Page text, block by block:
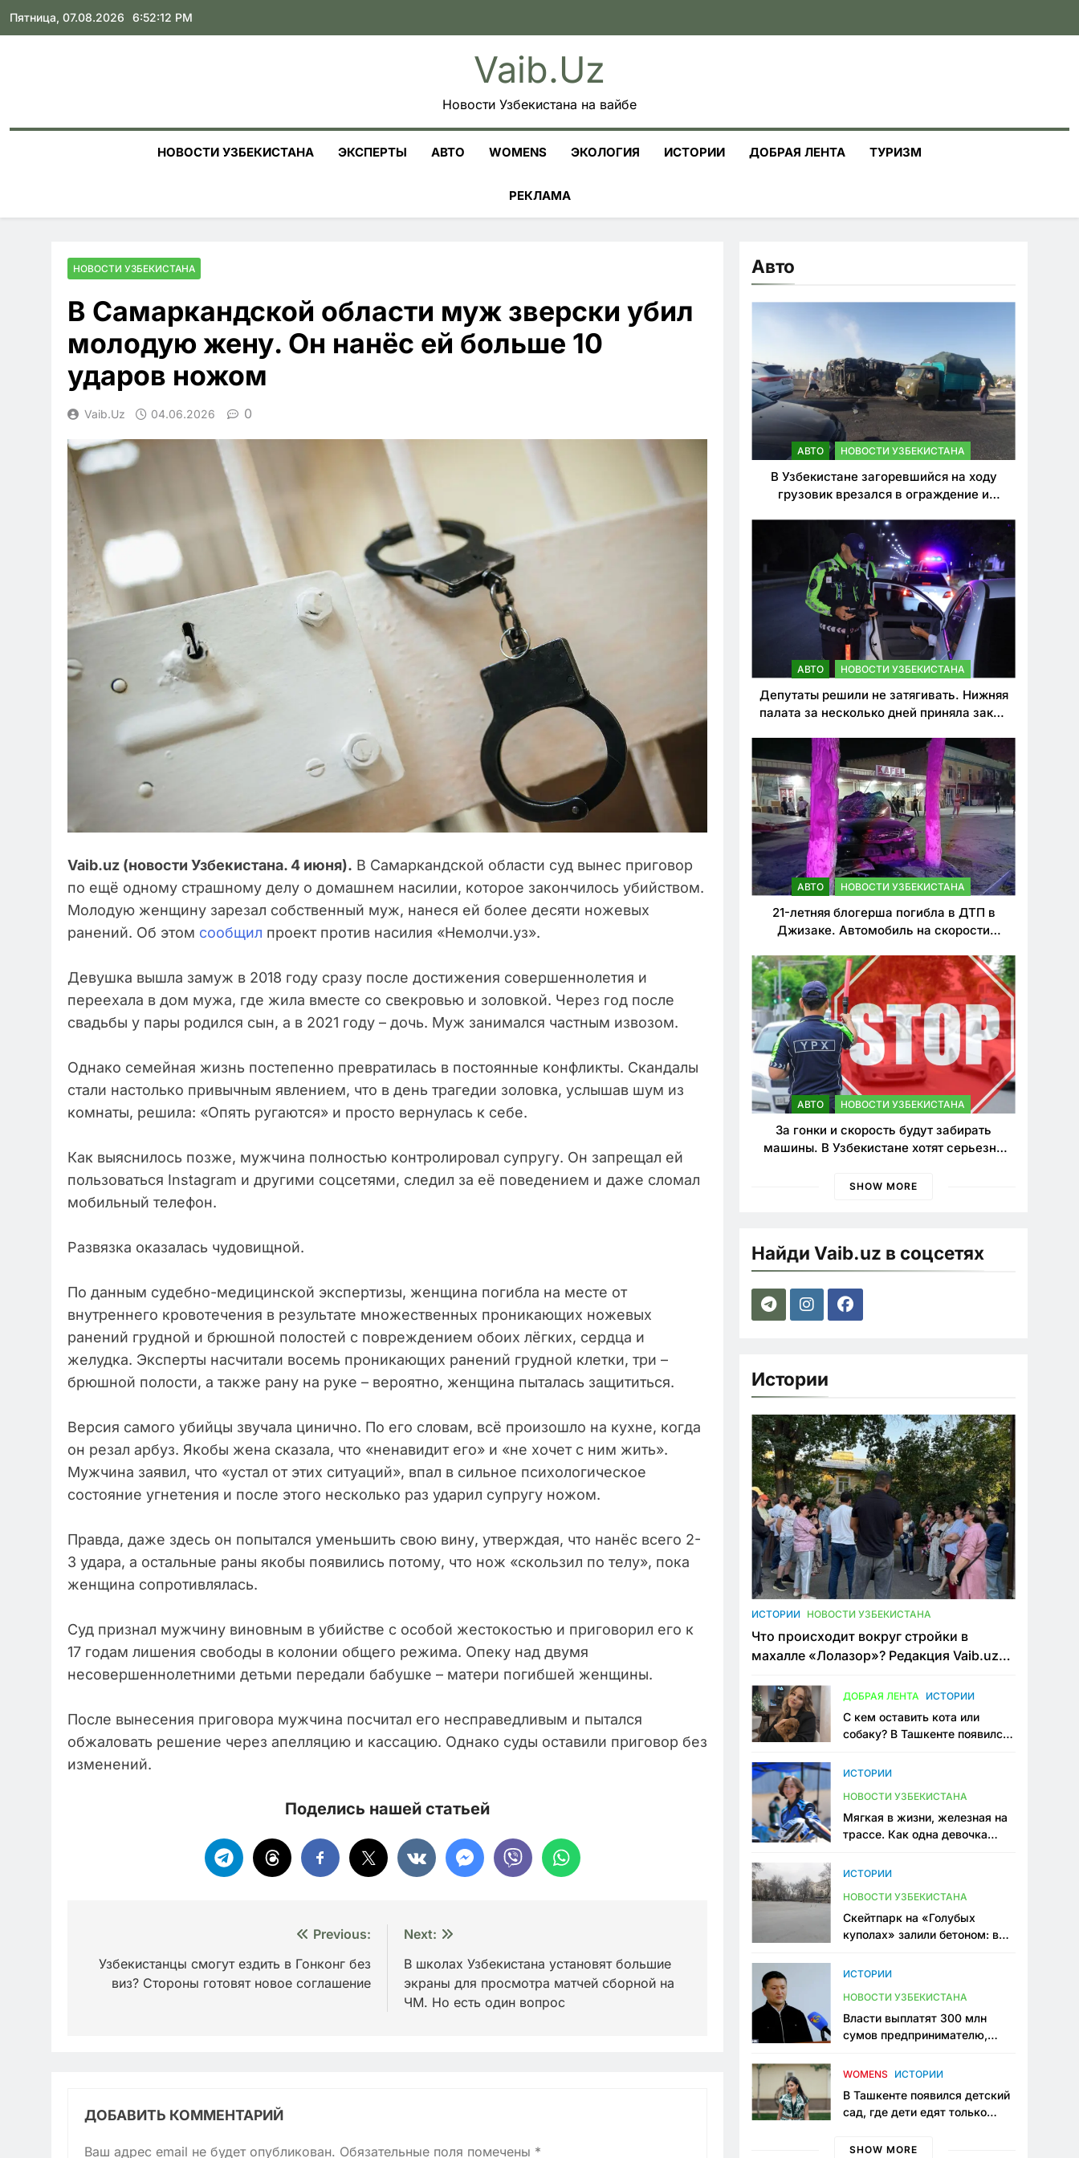
Skip
Пятница, 07.08.2026 6:52:13 PM
Vaib.uz
Новости Узбекистана на вайбе
НОВОСТИ УЗБЕКИСТАНА ЭКСПЕРТЫ АВТО WOMENS ЭКОЛОГИЯ ИСТОРИИ ДОБРАЯ ЛЕНТА ТУРИЗМ
РЕКЛАМА
НОВОСТИ УЗБЕКИСТАНА
В Самаркандской области муж зверски убил
молодую жену. Он нанёс ей больше 10
ударов ножом
Vaib.uz 04.06.2026 0
Vaib.uz (новости Узбекистана. 4 июня). В Самаркандской области суд вынес приговор
по ещё одному страшному делу о домашнем насилии, которое закончилось убийством.
Молодую женщину зарезал собственный муж, нанеся ей более десяти ножевых
ранений. Об этом сообщил проект против насилия «Немолчи.уз».
Девушка вышла замуж в 2018 году сразу после достижения совершеннолетия и
переехала в дом мужа, где жила вместе со свекровью и золовкой. Через год после
свадьбы у пары родился сын, а в 2021 году – дочь. Муж занимался частным извозом.
Однако семейная жизнь постепенно превратилась в постоянные конфликты. Скандалы
стали настолько привычным явлением, что в день трагедии золовка, услышав шум из
комнаты, решила: «Опять ругаются» и просто вернулась к себе.
Как выяснилось позже, мужчина полностью контролировал супругу. Он запрещал ей
пользоваться Instagram и другими соцсетями, следил за её поведением и даже сломал
мобильный телефон.
Развязка оказалась чудовищной.
По данным судебно-медицинской экспертизы, женщина погибла на месте от
внутреннего кровотечения в результате множественных проникающих ножевых
ранений грудной и брюшной полостей с повреждением обоих лёгких, сердца и
желудка. Эксперты насчитали восемь проникающих ранений грудной клетки, три –
брюшной полости, а также рану на руке – вероятно, женщина пыталась защититься.
Версия самого убийцы звучала цинично. По его словам, всё произошло на кухне, когда
он резал арбуз. Якобы жена сказала, что «ненавидит его» и «не хочет с ним жить».
Мужчина заявил, что «устал от этих ситуаций», впал в сильное психологическое
состояние угнетения и после этого несколько раз ударил супругу ножом.
Правда, даже здесь он попытался уменьшить свою вину, утверждая, что нанёс всего 2-
3 удара, а остальные раны якобы появились потому, что нож «скользил по телу», пока
женщина сопротивлялась.
Суд признал мужчину виновным в убийстве с особой жестокостью и приговорил его к
17 годам лишения свободы в колонии общего режима. Опеку над двумя
несовершеннолетними детьми передали бабушке – матери погибшей женщины.
После вынесения приговора мужчина посчитал его несправедливым и пытался
обжаловать решение через апелляцию и кассацию. Однако суды оставили приговор без
изменений.
Поделись нашей статьей
по
записям
Previous:
Узбекистанцы смогут ездить в Гонконг без
виз? Стороны готовят новое соглашение
Next:
В школах Узбекистана установят большие
экраны для просмотра матчей сборной на
ЧМ. Но есть один вопрос
ДОБАВИТЬ КОММЕНТАРИЙ
Ваш адрес email не будет опубликован. Обязательные поля помечены *
Авто
АВТО НОВОСТИ УЗБЕКИСТАНА
В Узбекистане загоревшийся на ходу
грузовик врезался в ограждение и
АВТО НОВОСТИ УЗБЕКИСТАНА
Депутаты решили не затягивать. Нижняя
палата за несколько дней приняла закон
нарушителей ПДД
АВТО НОВОСТИ УЗБЕКИСТАНА
21-летняя блогерша погибла в ДТП в
Джизаке. Автомобиль на скорости
АВТО НОВОСТИ УЗБЕКИСТАНА
За гонки и скорость будут забирать
машины. В Узбекистане хотят серьезно
SHOW MORE
Найди Vaib.uz в соцсетях
Истории
ИСТОРИИ НОВОСТИ УЗБЕКИСТАНА
Что происходит вокруг стройки в
махалле «Лолазор»? Редакция Vaib.uz
конфликта
ДОБРАЯ ЛЕНТА ИСТОРИИ
С кем оставить кота или
собаку? В Ташкенте появился
ИСТОРИИ
НОВОСТИ УЗБЕКИСТАНА
Мягкая в жизни, железная на
трассе. Как одна девочка
Узбекистане
ИСТОРИИ
НОВОСТИ УЗБЕКИСТАНА
Скейтпарк на «Голубых
куполах» залили бетоном: в
одно общественное
ИСТОРИИ
НОВОСТИ УЗБЕКИСТАНА
Власти выплатят 300 млн
сумов предпринимателю,
тюрьме по незаконному
WOMENS ИСТОРИИ
В Ташкенте появился детский
сад, где дети едят только
мама, которая устала просить
SHOW MORE